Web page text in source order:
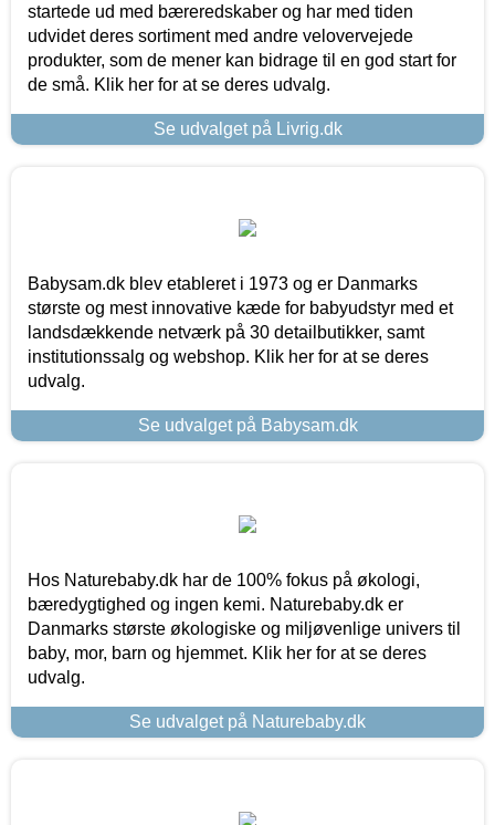
startede ud med bæreredskaber og har med tiden
udvidet deres sortiment med andre velovervejede
produkter, som de mener kan bidrage til en god start for
de små. Klik her for at se deres udvalg.
Se udvalget på Livrig.dk
Babysam.dk blev etableret i 1973 og er Danmarks
største og mest innovative kæde for babyudstyr med et
landsdækkende netværk på 30 detailbutikker, samt
institutionssalg og webshop. Klik her for at se deres
udvalg.
Se udvalget på Babysam.dk
Hos Naturebaby.dk har de 100% fokus på økologi,
bæredygtighed og ingen kemi. Naturebaby.dk er
Danmarks største økologiske og miljøvenlige univers til
baby, mor, barn og hjemmet. Klik her for at se deres
udvalg.
Se udvalget på Naturebaby.dk